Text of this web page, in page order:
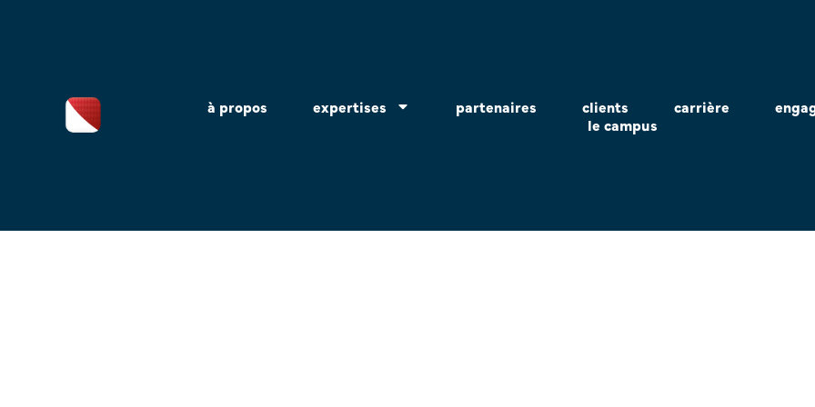
à propos expertises partenaires clients carrière
le campus